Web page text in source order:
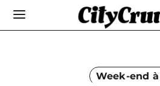
Week-end